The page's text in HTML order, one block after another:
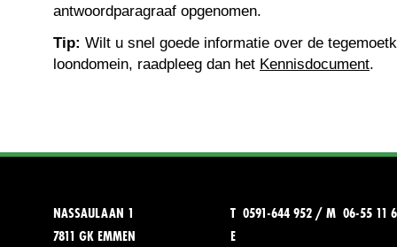
antwoordparagraaf opgenomen.
Tip: Wilt u snel goede informatie over de
loondomein, raadpleeg dan het Kennisdocument.
NASSAULAAN 1
7811 GK EMMEN
T 0591-644 952 / M 06-55 11
E